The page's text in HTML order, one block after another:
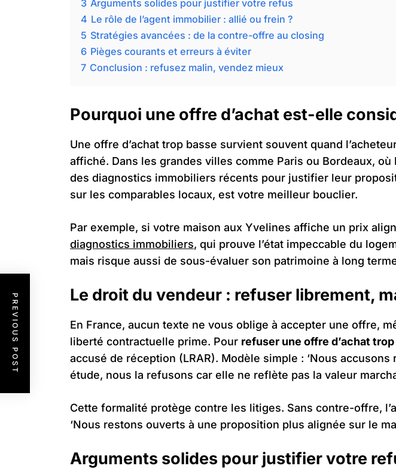
3 Arguments solides pour justifier votre refus
4 Le rôle de l’agent immobilier : allié ou frein ?
5 Stratégies avancées : de la contre-offre au closing
6 Pièges courants et erreurs à éviter
7 Conclusion : refusez malin, vendez mieux
Pourquoi une offre d’achat est-elle
Une offre d’achat trop basse survient souvent quand
affiché. Dans les grandes villes comme Paris ou Bordeaux,
des diagnostics immobiliers récents pour justifier leur
sur les comparables locaux, est votre meilleur bouclier.
Par exemple, si votre maison aux Yvelines affiche un prix
diagnostics immobiliers, qui prouve l’état impeccable du
mais risque aussi de sous-évaluer son patrimoine à long
Le droit du vendeur : refuser librement,
En France, aucun texte ne vous oblige à accepter une offre,
liberté contractuelle prime. Pour refuser une offre d’achat trop
accusé de réception (LRAR). Modèle simple : ‘Nous
étude, nous la refusons car elle ne reflète pas la valeur
Cette formalité protège contre les litiges. Sans contre-offre,
‘Nous restons ouverts à une proposition plus alignée sur le
Arguments solides pour justifier votre
PREVIOUS POST